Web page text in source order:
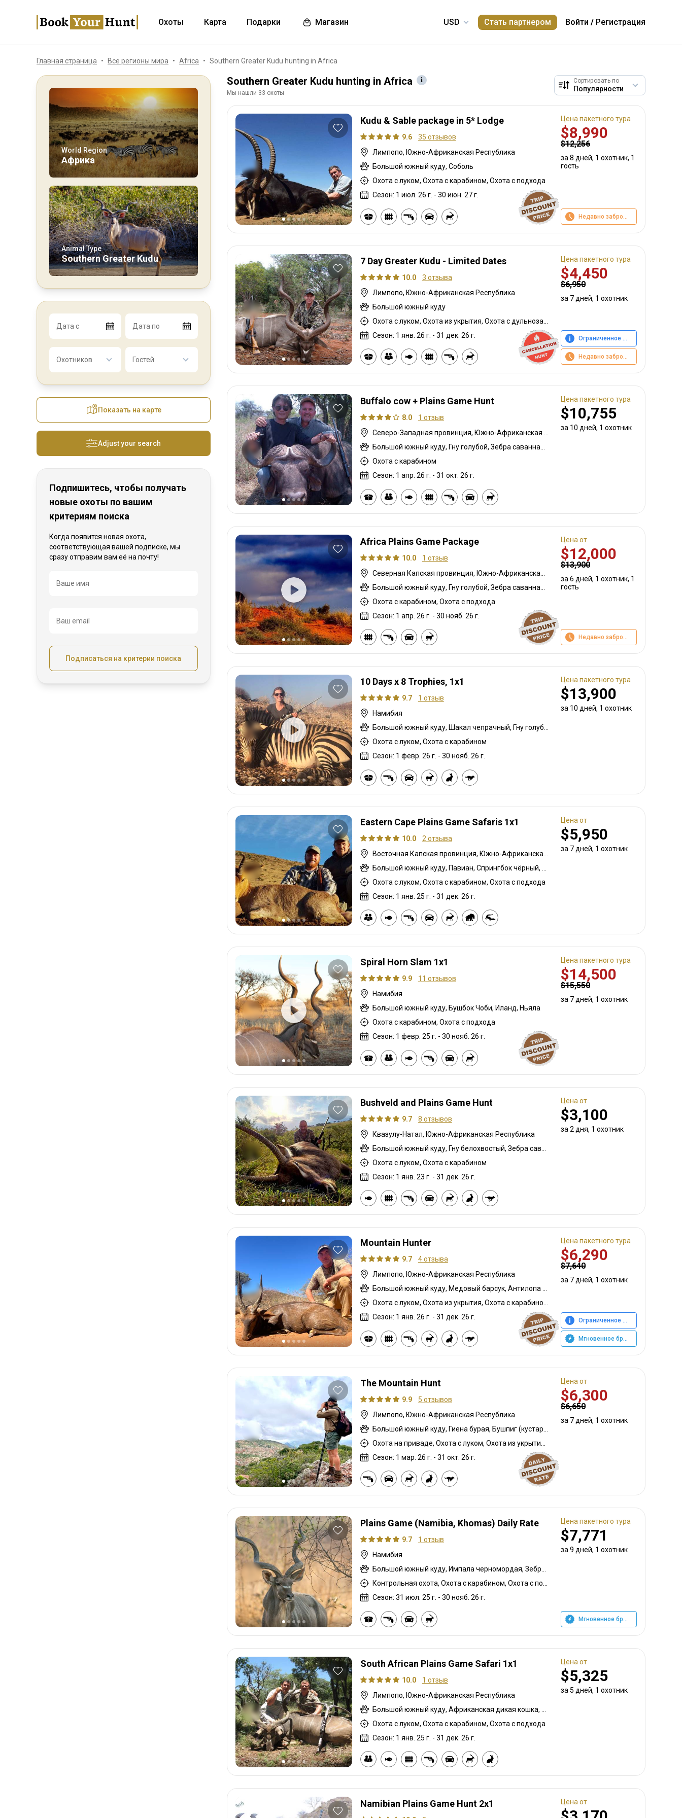
Охоты Карта Подарки Магазин Стать партнером Войти / Регистрация
Главная страница Все регионы мира Africa Southern Greater Kudu hunting in Africa
World Region
Африка
Animal Type
Southern Greater Kudu
Дата с Дата по
Охотников Гостей
Показать на карте
Adjust your search
Подпишитесь, чтобы получать
новые охоты по вашим
критериям поиска
Когда появится новая охота,
соответствующая вашей подписке, мы
сразу отправим вам её на почту!
Название
Ваше имя
Ваш email
Подписаться на критерии поиска
Southern Greater Kudu hunting in Africa
Мы нашли 33 охоты
Сортировать по
Kudu & Sable package in 5* Lodge
9.6
35 отзывов
Лимпопо, Южно-Африканская Республика
Большой южный куду, Соболь
Охота с луком, Охота с карабином, Охота с подхода
Сезон: 1 июл. 26 г. - 30 июн. 27 г.
Цена пакетного тура
$8,990
$12,256
за 8 дней, 1 охотник, 1
гость
Недавно забронировано
7 Day Greater Kudu - Limited Dates
10.0
3 отзыва
Лимпопо, Южно-Африканская Республика
Большой южный куду
Сезон: 1 янв. 26 г. - 31 дек. 26 г.
Цена пакетного тура
$4,450
$6,950
за 7 дней, 1 охотник
Ограниченное предложение
Недавно забронировано
Buffalo cow + Plains Game Hunt
8.0
1 отзыв
Охота с карабином
Сезон: 1 апр. 26 г. - 31 окт. 26 г.
Цена пакетного тура
$10,755
за 10 дней, 1 охотник
Africa Plains Game Package
10.0
1 отзыв
Охота с карабином, Охота с подхода
Сезон: 1 апр. 26 г. - 30 нояб. 26 г.
Цена от
$12,000
$13,900
за 6 дней, 1 охотник, 1
гость
Недавно забронировано
10 Days x 8 Trophies, 1x1
9.7
1 отзыв
Намибия
Охота с луком, Охота с карабином
Сезон: 1 февр. 26 г. - 30 нояб. 26 г.
Цена пакетного тура
$13,900
за 10 дней, 1 охотник
Eastern Cape Plains Game Safaris 1x1
10.0
2 отзыва
Охота с луком, Охота с карабином, Охота с подхода
Сезон: 1 янв. 25 г. - 31 дек. 26 г.
Цена от
$5,950
за 7 дней, 1 охотник
Spiral Horn Slam 1x1
9.9
11 отзывов
Намибия
Большой южный куду, Бушбок Чоби, Иланд, Ньяла
Охота с карабином, Охота с подхода
Сезон: 1 февр. 25 г. - 30 нояб. 26 г.
Цена пакетного тура
$14,500
$15,550
за 7 дней, 1 охотник
Bushveld and Plains Game Hunt
9.7
8 отзывов
Квазулу-Натал, Южно-Африканская Республика
Охота с луком, Охота с карабином
Сезон: 1 янв. 23 г. - 31 дек. 26 г.
Цена от
$3,100
за 2 дня, 1 охотник
Mountain Hunter
9.7
4 отзыва
Лимпопо, Южно-Африканская Республика
Сезон: 1 янв. 26 г. - 31 дек. 26 г.
Цена пакетного тура
$6,290
$7,640
за 7 дней, 1 охотник
Ограниченное предложение
Мгновенное бронирование
The Mountain Hunt
9.9
5 отзывов
Лимпопо, Южно-Африканская Республика
Сезон: 1 мар. 26 г. - 31 окт. 26 г.
Цена от
$6,300
$6,650
за 7 дней, 1 охотник
Plains Game (Namibia, Khomas) Daily Rate
9.7
1 отзыв
Намибия
Сезон: 31 июл. 25 г. - 30 нояб. 26 г.
Цена пакетного тура
$7,771
за 9 дней, 1 охотник
Мгновенное бронирование
South African Plains Game Safari 1x1
10.0
1 отзыв
Лимпопо, Южно-Африканская Республика
Охота с луком, Охота с карабином, Охота с подхода
Сезон: 1 янв. 25 г. - 31 дек. 26 г.
Цена от
$5,325
за 5 дней, 1 охотник
Namibian Plains Game Hunt 2x1 Цена от